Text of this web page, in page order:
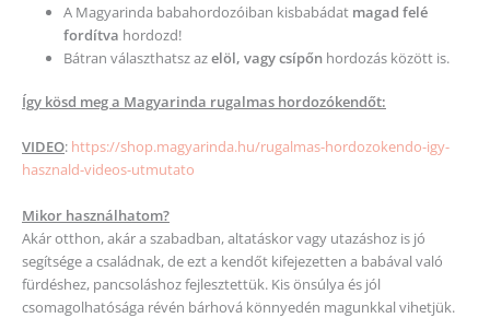
A Magyarinda babahordozóiban kisbabádat magad felé
fordítva hordozd!
Bátran választhatsz azelöl, vagy csípőn hordozás között is.
Így kösd meg a Magyarinda rugalmas hordozókendőt:
VIDEO: https://shop.magyarinda.hu/rugalmas-hordozokendo-igy-
hasznald-videos-utmutato
Mikor használhatom?
Akár otthon, akár a szabadban, altatáskor vagy utazáshoz is jó
segítsége a családnak, de ezt a kendőt kifejezetten a babával való
fürdéshez, pancsoláshoz fejlesztettük. Kis önsúlya és jól
csomagolhatósága révén bárhová könnyedén magunkkal vihetjük.